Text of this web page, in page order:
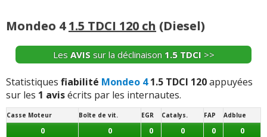
Mondeo 41.5 TDCI 120 ch (Diesel)
Les AVIS sur la déclinaison 1.5 TDCI >>
Statistiques fiabilité Mondeo 41.5 TDCI 120appuyées
sur les 1 avisécrits par les internautes.
Casse Moteur Boîte de vit. EGR Catalys. FAP Adblue
0 0 0 0 0 0